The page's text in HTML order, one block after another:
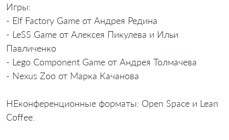
Игры:
- Elf Factory Game от Андрея Редина
- LeSS Game от Алексея Пикулева и Ильи
Павличенко
- Lego Component Game от Андрея Толмачева
- Nexus Zoo от Марка Качанова
НЕконференционные форматы: Open Space и Lean
Coffee.